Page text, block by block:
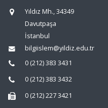
Yıldız Mh., 34349
Davutpaşa
İstanbul
bilgiislem@yildiz.edu.tr
0 (212) 383 3431
0 (212) 383 3432
0 (212) 227 3421